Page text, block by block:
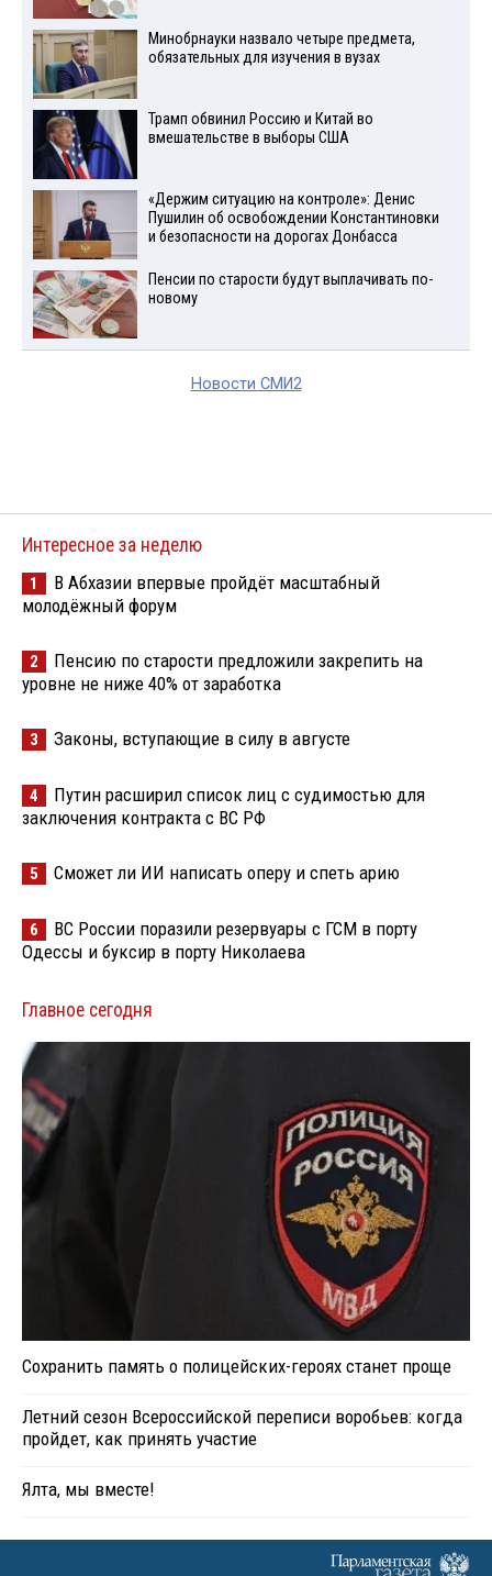
Минобрнауки назвало четыре предмета,
обязательных для изучения в вузах
Трамп обвинил Россию и Китай во
вмешательстве в выборы США
«Держим ситуацию на контроле»: Денис
Пушилин об освобождении Константиновки
и безопасности на дорогах Донбасса
Пенсии по старости будут выплачивать по-
новому
Новости СМИ2
Интересное за неделю
1
В Абхазии впервые пройдёт масштабный
молодёжный форум
2
Пенсию по старости предложили закрепить на
уровне не ниже 40% от заработка
3 Законы, вступающие в силу в августе
4
Путин расширил список лиц с судимостью для
заключения контракта с ВС РФ
5 Сможет ли ИИ написать оперу и спеть арию
6
ВС России поразили резервуары с ГСМ в порту
Одессы и буксир в порту Николаева
Главное сегодня
Сохранить память о полицейских-героях станет проще
Летний сезон Всероссийской переписи воробьев: когда
пройдет, как принять участие
Ялта, мы вместе!